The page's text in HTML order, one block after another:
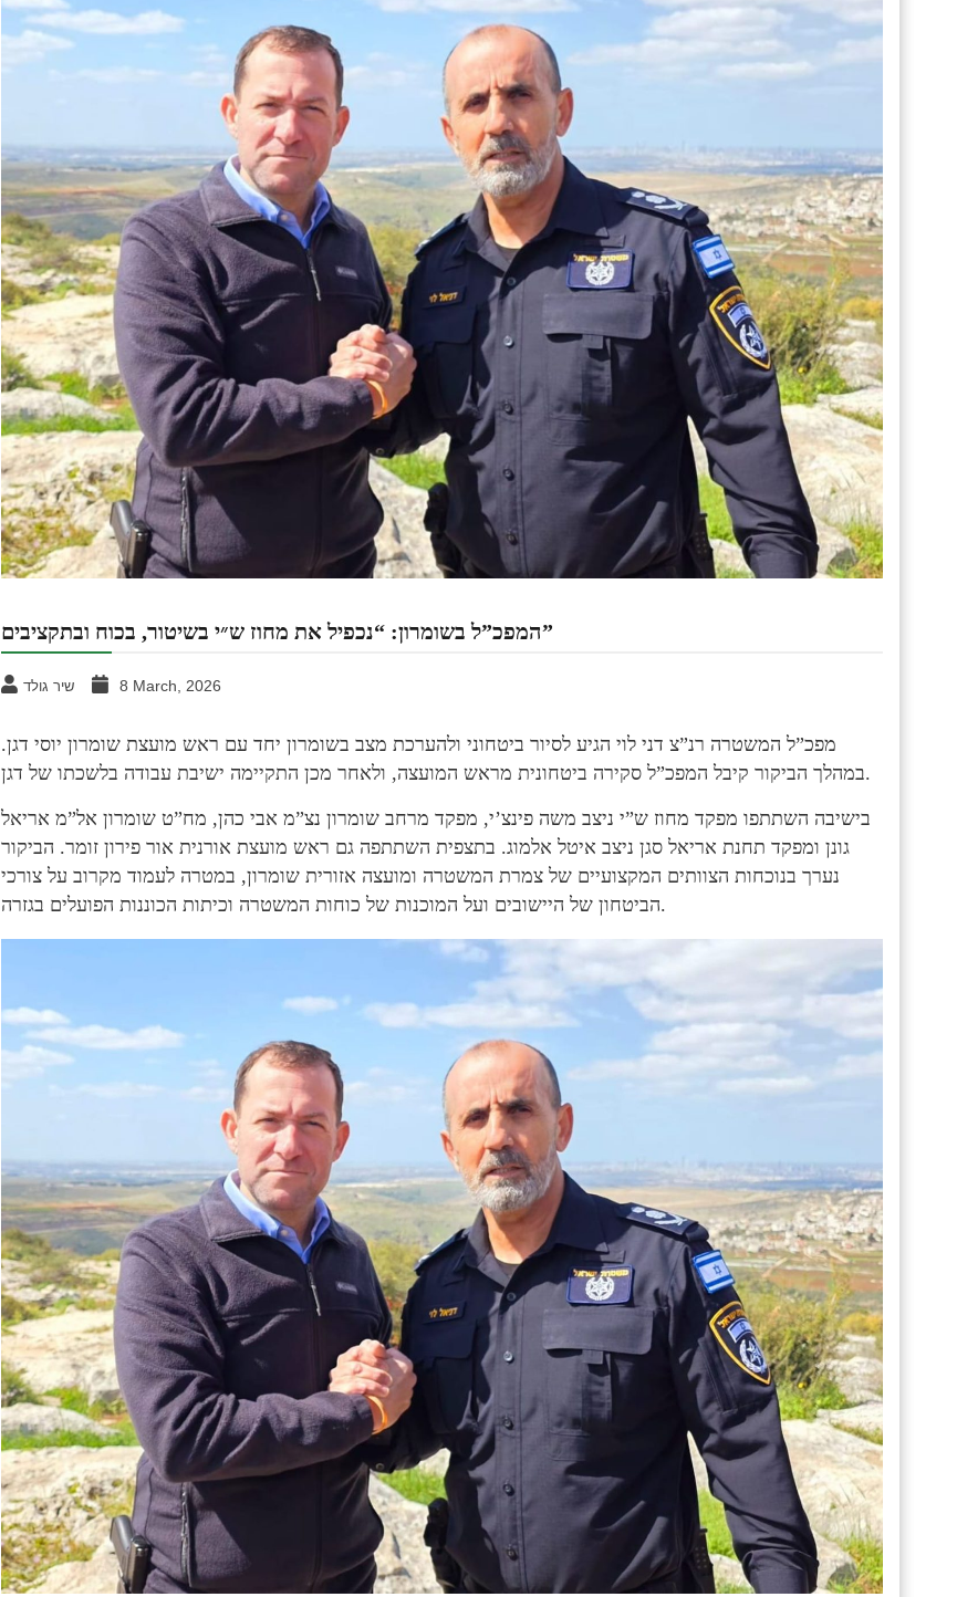
המפכ”ל בשומרון: “נכפיל את מחוז ש״י בשיטור, בכוח ובתקציבים”
שיר גולד 8 March, 2026
מפכ”ל המשטרה רנ”צ דני לוי הגיע לסיור ביטחוני ולהערכת מצב בשומרון יחד עם ראש מועצת שומרון יוסי דגן.
במהלך הביקור קיבל המפכ”ל סקירה ביטחונית מראש המועצה, ולאחר מכן התקיימה ישיבת עבודה בלשכתו של דגן.
בישיבה השתתפו מפקד מחוז ש”י ניצב משה פינצ’י, מפקד מרחב שומרון נצ”מ אבי כהן, מח”ט שומרון אל”מ אריאל
גונן ומפקד תחנת אריאל סגן ניצב איטל אלמוג. בתצפית השתתפה גם ראש מועצת אורנית אור פירון זומר. הביקור
נערך בנוכחות הצוותים המקצועיים של צמרת המשטרה ומועצה אזורית שומרון, במטרה לעמוד מקרוב על צורכי
הביטחון של היישובים ועל המוכנות של כוחות המשטרה וכיתות הכוננות הפועלים בגזרה.